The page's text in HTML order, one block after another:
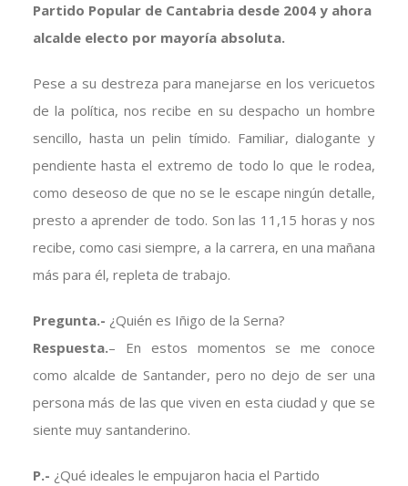
Partido Popular de Cantabria desde 2004 y ahora
alcalde electo por mayoría absoluta.
Pese a su destreza para manejarse en los vericuetos
de la política, nos recibe en su despacho un hombre
sencillo, hasta un pelin tímido. Familiar, dialogante y
pendiente hasta el extremo de todo lo que le rodea,
como deseoso de que no se le escape ningún detalle,
presto a aprender de todo. Son las 11,15 horas y nos
recibe, como casi siempre, a la carrera, en una mañana
más para él, repleta de trabajo.
Pregunta.- ¿Quién es Iñigo de la Serna?
Respuesta.– En estos momentos se me conoce
como alcalde de Santander, pero no dejo de ser una
persona más de las que viven en esta ciudad y que se
siente muy santanderino.
P.- ¿Qué ideales le empujaron hacia el Partido